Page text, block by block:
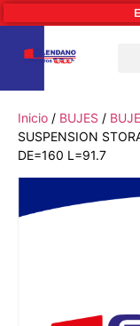
Inicio / BUJES /
SUSPENSION
DE=160 L=91.7